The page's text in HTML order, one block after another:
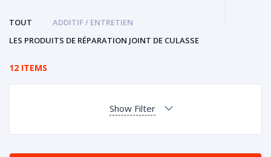
TOUT
ADDITIF / ENTRETIEN
LES PRODUITS DE RÉPARATION JOINT DE CULASSE
12 ITEMS
Show Filter